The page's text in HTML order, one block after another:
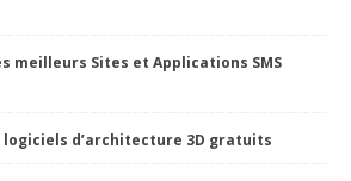
meilleurs Sites et Applications SMS
logiciels d’architecture 3D gratuits